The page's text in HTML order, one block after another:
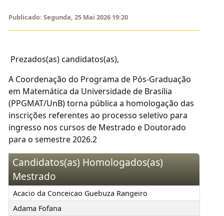
Publicado: Segunda, 25 Mai 2026 19:20
Prezados(as) candidatos(as),
A Coordenação do Programa de Pós-Graduação
em Matemática da Universidade de Brasília
(PPGMAT/UnB) torna pública a homologação das
inscrições referentes ao processo seletivo para
ingresso nos cursos de Mestrado e Doutorado
para o semestre 2026.2
Candidatos(as) Homologados(as)
Mestrado
Acacio da Conceicao Guebuza Rangeiro
Adama Fofana